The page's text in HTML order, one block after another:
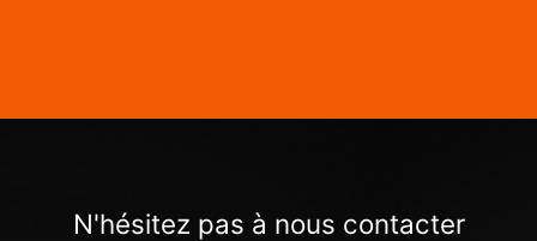
N'hésitez pas à nous contacter